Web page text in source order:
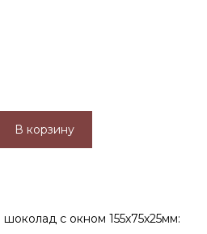
В корзину
с окном 155х75х25мм: